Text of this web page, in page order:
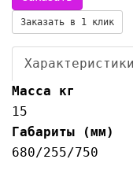
Заказать в 1 клик
Характеристики
Масса кг
15
Габариты (мм)
680/255/750